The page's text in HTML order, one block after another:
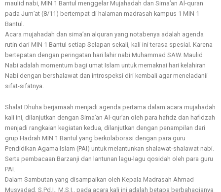
maulid nabi, MIN 1 Bantul menggelar Mujahadah dan Sima’an Al-quran
pada Jum’at (8/11) bertempat di halaman madrasah kampus 1 MIN 1
Bantul.
Acara mujahadah dan sima’an alquran yang notabenya adalah agenda
rutin dari MIN 1 Bantul setiap Selapan sekali, kali ini terasa spesial. Karena
bertepatan dengan peringatan hari lahir nabi Muhammad SAW. Maulid
Nabi adalah momentum bagi umat Islam untuk memaknai hari kelahiran
Nabi dengan bershalawat dan introspeksi diri kembali agar meneladanii
sifat-sifatnya.
Shalat Dhuha berjamaah menjadi agenda pertama dalam acara mujahadah
kali ini, dilanjutkan dengan Sima’an Al-qur’an oleh para hafidz dan hafidzah
menjadi rangkaian kegiatan kedua, dilanjutkan dengan penampilan dari
grup Hadrah MIN 1 Bantul yang berkolaborasi dengan para guru
Pendidikan Agama Islam (PAI) untuk melantunkan shalawat-shalawat nabi.
Serta pembacaan Barzanji dan lantunan lagu-lagu qosidah oleh para guru
PAI.
Dalam Sambutan yang disampaikan oleh Kepala Madrasah Ahmad
Musyadad, S.Pd.I., M.S.I., pada acara kali ini adalah betapa berbahagianya